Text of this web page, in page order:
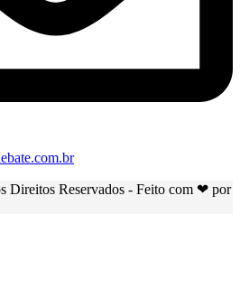
Direitos Reservados - Feito com ❤ por